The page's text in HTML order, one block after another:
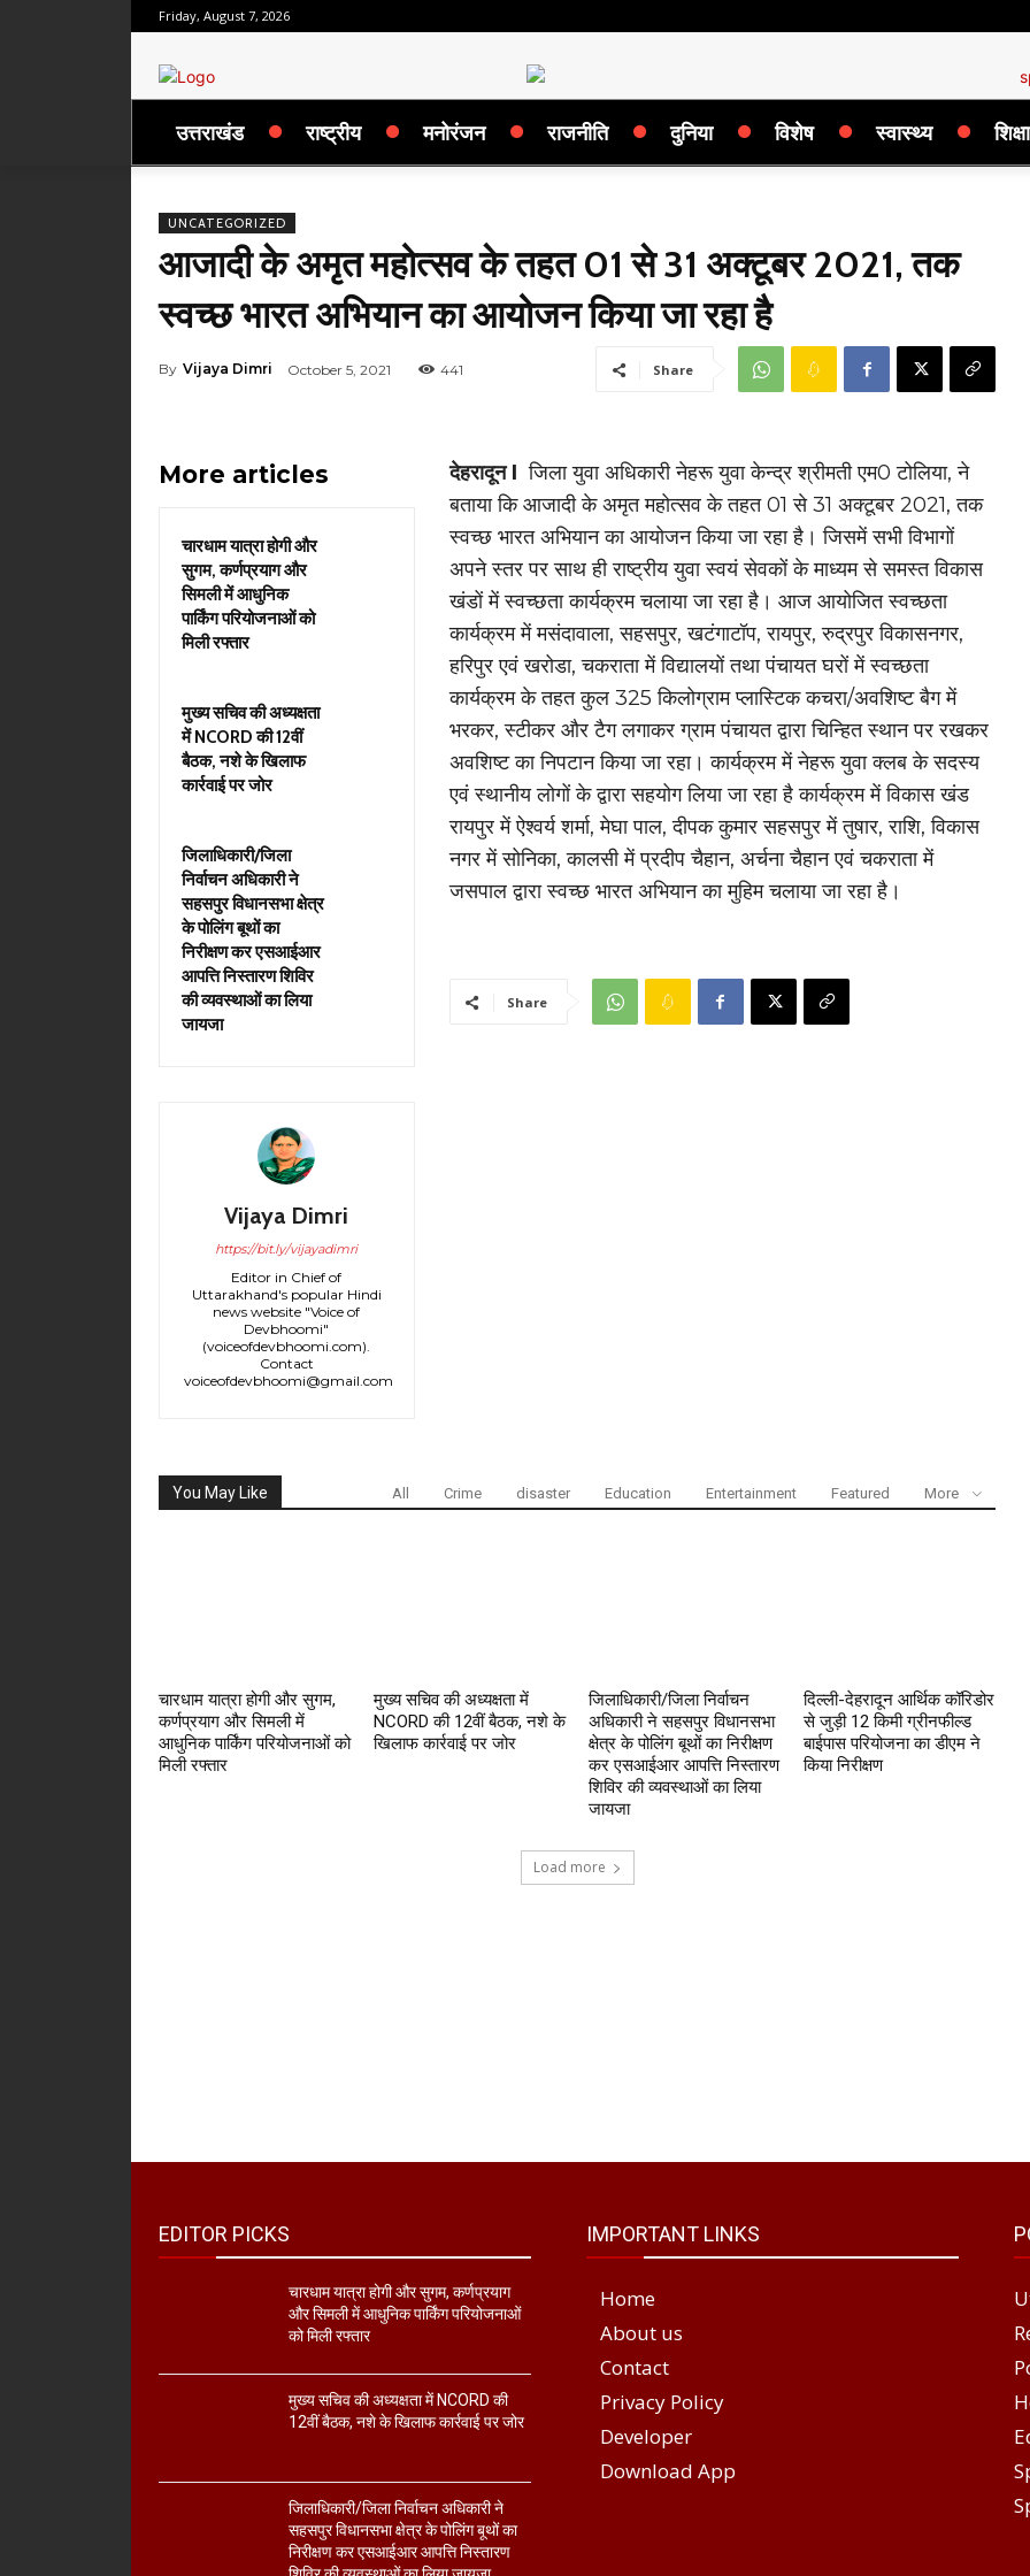
Friday, August 7, 2026
उत्तराखंड राष्ट्रीय मनोरंजन राजनीति दुनिया विशेष स्वास्थ्य शिक्षा
UNCATEGORIZED
आजादी के अमृत महोत्सव के तहत 01 से 31 अक्टूबर 2021, तक
स्वच्छ भारत अभियान का आयोजन किया जा रहा है
By Vijaya Dimri October 5, 2021 441 Share
More articles
चारधाम यात्रा होगी और
सुगम, कर्णप्रयाग और
सिमली में आधुनिक
पार्किंग परियोजनाओं को
मिली रफ्तार
मुख्य सचिव की अध्यक्षता
में NCORD की 12वीं
बैठक, नशे के खिलाफ
कार्रवाई पर जोर
जिलाधिकारी/जिला
निर्वाचन अधिकारी ने
सहसपुर विधानसभा क्षेत्र
के पोलिंग बूथों का
निरीक्षण कर एसआईआर
आपत्ति निस्तारण शिविर
की व्यवस्थाओं का लिया
जायजा
Vijaya Dimri
https://bit.ly/vijayadimri
Editor in Chief of
Uttarakhand's popular Hindi
news website "Voice of
Devbhoomi"
(voiceofdevbhoomi.com).
Contact
voiceofdevbhoomi@gmail.com
देहरादून Iजिला युवा अधिकारी नेहरू युवा केन्द्र श्रीमती एम0 टोलिया, ने
बताया कि आजादी के अमृत महोत्सव के तहत 01 से 31 अक्टूबर 2021, तक
स्वच्छ भारत अभियान का आयोजन किया जा रहा है। जिसमें सभी विभागों
अपने स्तर पर साथ ही राष्ट्रीय युवा स्वयं सेवकों के माध्यम से समस्त विकास
खंडों में स्वच्छता कार्यक्रम चलाया जा रहा है। आज आयोजित स्वच्छता
कार्यक्रम में मसंदावाला, सहसपुर, खटंगाटॉप, रायपुर, रुद्रपुर विकासनगर,
हरिपुर एवं खरोडा, चकराता में विद्यालयों तथा पंचायत घरों में स्वच्छता
कार्यक्रम के तहत कुल 325 किलोग्राम प्लास्टिक कचरा/अवशिष्ट बैग में
भरकर, स्टीकर और टैग लगाकर ग्राम पंचायत द्वारा चिन्हित स्थान पर रखकर
अवशिष्ट का निपटान किया जा रहा। कार्यक्रम में नेहरू युवा क्लब के सदस्य
एवं स्थानीय लोगों के द्वारा सहयोग लिया जा रहा है कार्यक्रम में विकास खंड
रायपुर में ऐश्वर्य शर्मा, मेघा पाल, दीपक कुमार सहसपुर में तुषार, राशि, विकास
नगर में सोनिका, कालसी में प्रदीप चैहान, अर्चना चैहान एवं चकराता में
जसपाल द्वारा स्वच्छ भारत अभियान का मुहिम चलाया जा रहा है।
Share
You May Like All Crime disaster Education Entertainment Featured More
चारधाम यात्रा होगी और सुगम,
कर्णप्रयाग और सिमली में
आधुनिक पार्किंग परियोजनाओं को
मिली रफ्तार
मुख्य सचिव की अध्यक्षता में
NCORD की 12वीं बैठक, नशे के
खिलाफ कार्रवाई पर जोर
जिलाधिकारी/जिला निर्वाचन
अधिकारी ने सहसपुर विधानसभा
क्षेत्र के पोलिंग बूथों का निरीक्षण
कर एसआईआर आपत्ति निस्तारण
शिविर की व्यवस्थाओं का लिया
जायजा
दिल्ली-देहरादून आर्थिक कॉरिडोर
से जुड़ी 12 किमी ग्रीनफील्ड
बाईपास परियोजना का डीएम ने
किया निरीक्षण
Load more
EDITOR PICKS
चारधाम यात्रा होगी और सुगम, कर्णप्रयाग
और सिमली में आधुनिक पार्किंग परियोजनाओं
को मिली रफ्तार
मुख्य सचिव की अध्यक्षता में NCORD की
12वीं बैठक, नशे के खिलाफ कार्रवाई पर जोर
जिलाधिकारी/जिला निर्वाचन अधिकारी ने
सहसपुर विधानसभा क्षेत्र के पोलिंग बूथों का
निरीक्षण कर एसआईआर आपत्ति निस्तारण
IMPORTANT LINKS
Home
About us
Contact
Privacy Policy
Developer
Download App